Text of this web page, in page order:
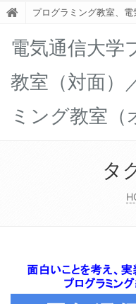
プログラミング教室、
電気通信大学
教室（対面）
ミング教室（
タ